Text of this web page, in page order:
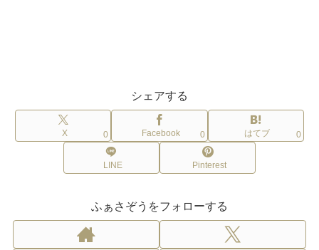
シェアする
X 0 Facebook 0 はてブ 0
LINE Pinterest
ふぁさぞうをフォローする